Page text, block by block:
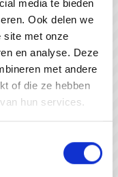
media te bieden
Ook delen we
site met onze
en analyse. Deze
met andere
of die ze hebben
hun services.